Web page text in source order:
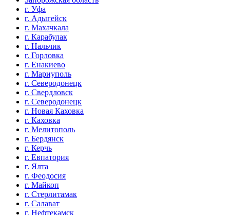
г. Уфа
г. Адыгейск
г. Махачкала
г. Карабулак
г. Нальчик
г. Горловка
г. Енакиево
г. Мариуполь
г. Северодонецк
г. Свердловск
г. Северодонецк
г. Новая Каховка
г. Каховка
г. Мелитополь
г. Бердянск
г. Керчь
г. Евпатория
г. Ялта
г. Феодосия
г. Майкоп
г. Стерлитамак
г. Салават
г. Нефтекамск